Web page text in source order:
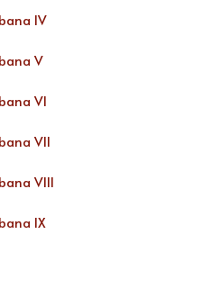
IV
V
VI
VII
VIII
IX